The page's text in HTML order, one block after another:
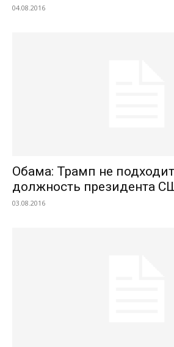
04.08.2016
Обама: Трамп не
должность президента
03.08.2016